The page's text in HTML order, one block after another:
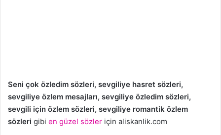
Seni çok özledim sözleri, sevgiliye hasret sözleri,
sevgiliye özlem mesajları, sevgiliye özledim sözleri,
sevgili için özlem sözleri, sevgiliye romantik özlem
sözleri gibi en güzel sözler için aliskanlik.com